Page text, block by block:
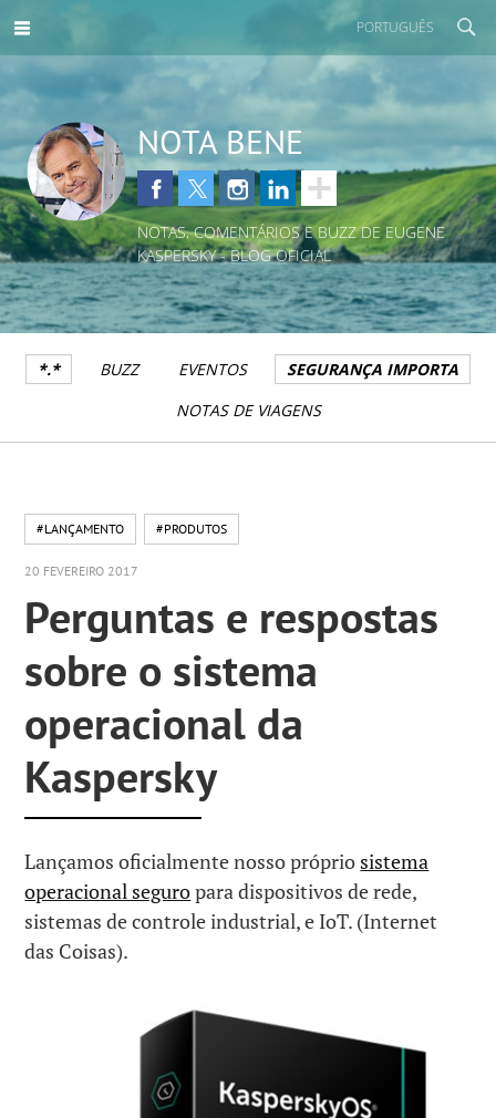
PORTUGUÊS
NOTA BENE
NOTAS, COMENTÁRIOS E BUZZ DE EUGENE
KASPERSKY - BLOG OFICIAL
*.* BUZZ EVENTOS
SEGURANÇA IMPORTA
NOTAS DE VIAGENS
#LANÇAMENTO #PRODUTOS
20 FEVEREIRO 2017
Perguntas e respostas
sobre o sistema
operacional da
Kaspersky
Lançamos oficialmente nosso próprio sistema
operacional seguropara dispositivos de rede,
sistemas de controle industrial, e IoT. (Internet
das Coisas).